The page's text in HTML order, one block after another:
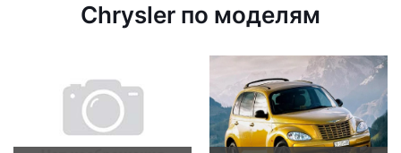
Chrysler по моделям